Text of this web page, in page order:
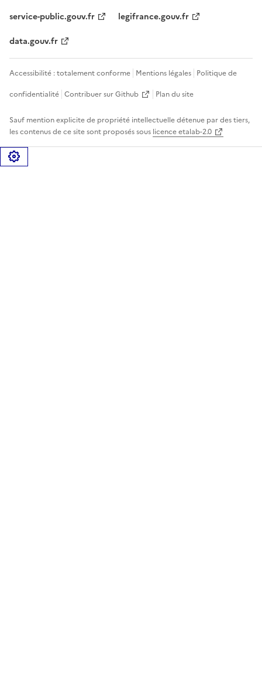
service-public.gouv.fr
legifrance.gouv.fr
data.gouv.fr
Accessibilité : totalement conforme Mentions légales Politique de
confidentialité Contribuer sur Github Plan du site
Sauf mention explicite de propriété intellectuelle détenue par des tiers,
les contenus de ce site sont proposés sous licence etalab-2.0
Gérer les cookies